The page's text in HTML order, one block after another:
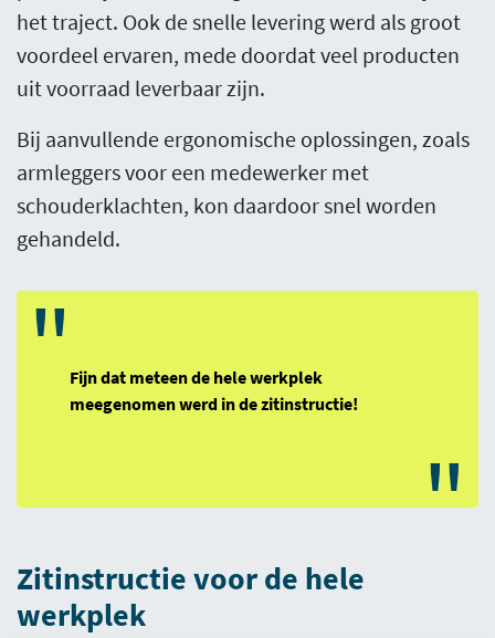
het traject. Ook de snelle levering werd als groot
voordeel ervaren, mede doordat veel producten
uit voorraad leverbaar zijn.
Bij aanvullende ergonomische oplossingen, zoals
armleggers voor een medewerker met
schouderklachten, kon daardoor snel worden
gehandeld.
"Fijn dat meteen de hele werkplek
meegenomen werd in de zitinstructie!
"
Zitinstructie voor de hele
werkplek